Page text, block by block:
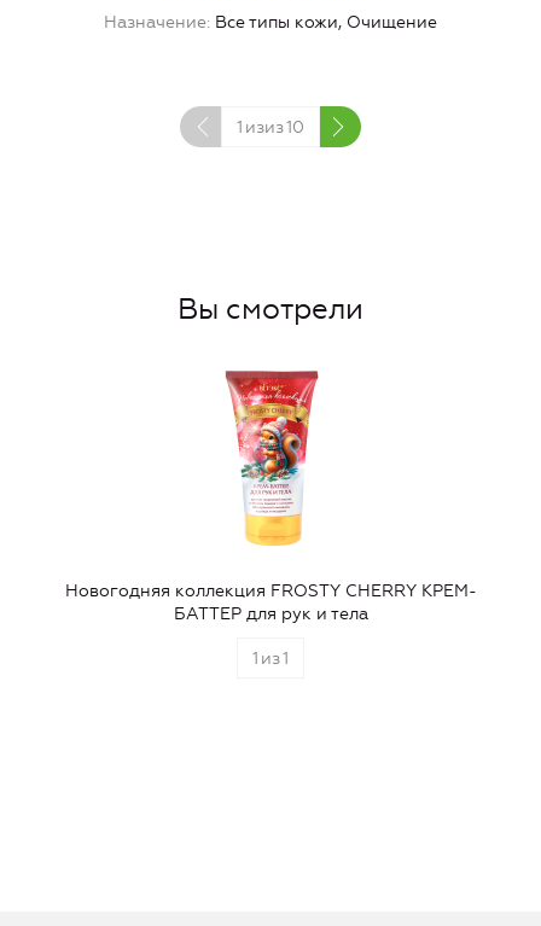
Назначение Все типы кожи, Очищение
1 изиз10
Вы смотрели
Новогодняя коллекция FROSTY CHERRY КРЕМ-
БАТТЕР для рук и тела
1 из1